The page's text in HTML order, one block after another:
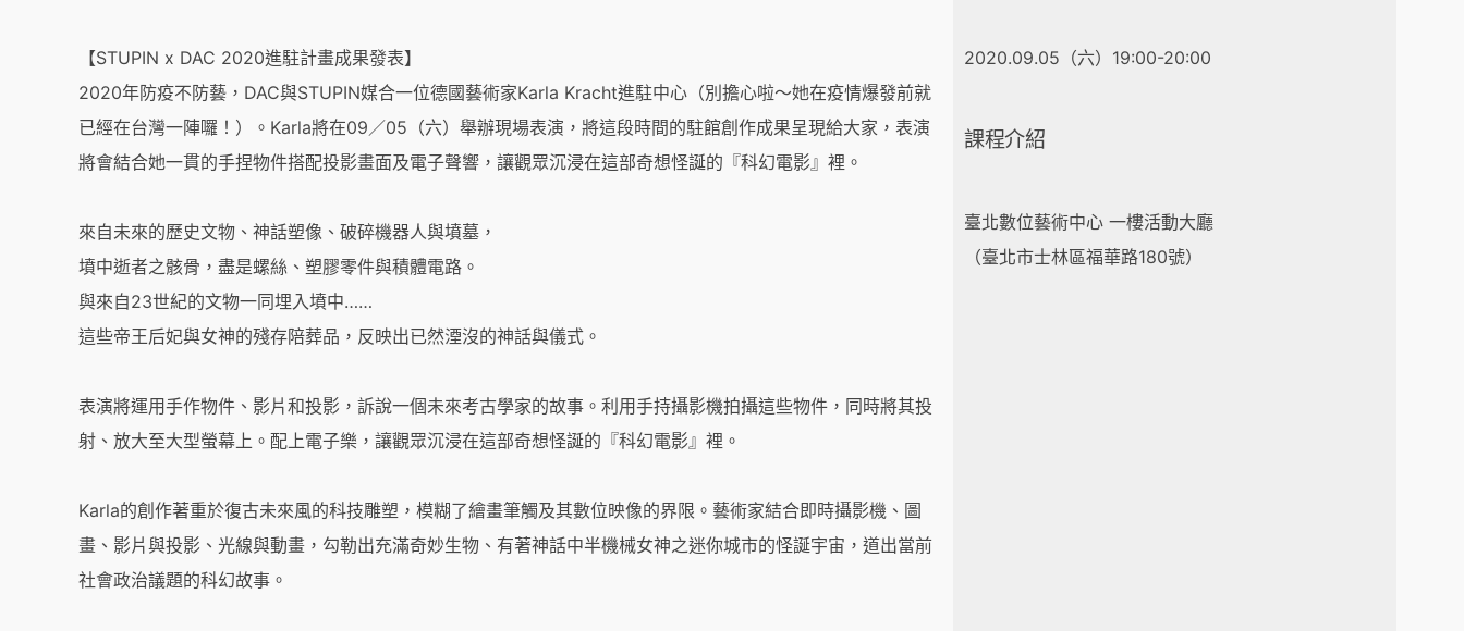
【STUPIN x DAC 2020進駐計畫成果發表】
2020年防疫不防藝，DAC與STUPIN媒合一位德國藝術家Karla Kracht進駐中心（別擔心啦～她在疫情爆發前就
已經在台灣一陣囉！）。Karla將在09／05（六）舉辦現場表演，將這段時間的駐館創作成果呈現給大家，表演
將會結合她一貫的手捏物件搭配投影畫面及電子聲響，讓觀眾沉浸在這部奇想怪誕的『科幻電影』裡。
來自未來的歷史文物、神話塑像、破碎機器人與墳墓，
墳中逝者之骸骨，盡是螺絲、塑膠零件與積體電路。
與來自23世紀的文物一同埋入墳中……
這些帝王后妃與女神的殘存陪葬品，反映出已然湮沒的神話與儀式。
表演將運用手作物件、影片和投影，訴說一個未來考古學家的故事。利用手持攝影機拍攝這些物件，同時將其投
射、放大至大型螢幕上。配上電子樂，讓觀眾沉浸在這部奇想怪誕的『科幻電影』裡。
Karla的創作著重於復古未來風的科技雕塑，模糊了繪畫筆觸及其數位映像的界限。藝術家結合即時攝影機、圖
畫、影片與投影、光線與動畫，勾勒出充滿奇妙生物、有著神話中半機械女神之迷你城市的怪誕宇宙，道出當前
社會政治議題的科幻故事。
2020.09.05（六）19:00-20:00
課程介紹
臺北數位藝術中心 一樓活動大廳
（臺北市士林區福華路180號）